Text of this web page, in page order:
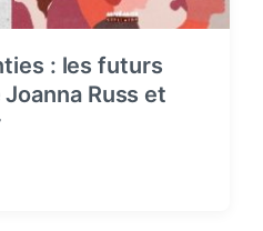
: les futurs
Russ et